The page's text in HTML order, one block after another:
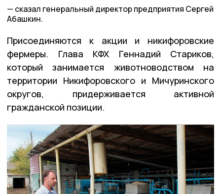
сказал генеральный директор предприятия Сергей
Абашкин.
Присоединяются к акции и никифоровские
фермеры. Глава КФХ Геннадий Стариков,
который занимается животноводством на
территории Никифоровского и Мичуринского
округов, придерживается активной
гражданской позиции.